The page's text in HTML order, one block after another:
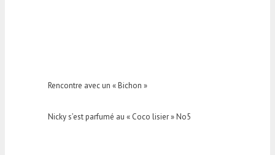
Rencontre avec un « Bichon »
Nicky s’est parfumé au « Coco lisier » No5